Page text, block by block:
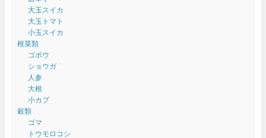
大玉スイカ
大玉トマト
小玉スイカ
根菜類
ゴボウ
ショウガ
人参
大根
小カブ
穀類
ゴマ
トウモロコシ